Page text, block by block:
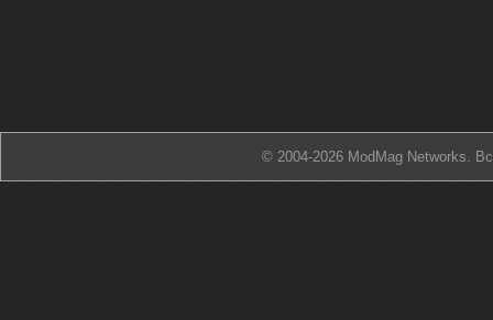
© 2004-2026 ModMag Networks.